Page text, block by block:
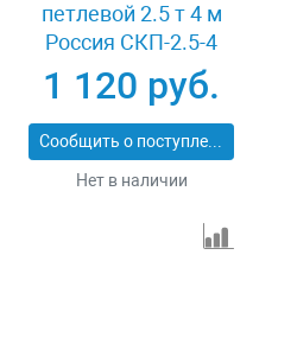
петлевой 2.5 т 4 м
Россия СКП-2.5-4
1 120 руб.
Сообщить о поступлении
Нет в наличии